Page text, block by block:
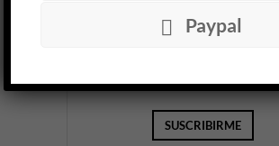
Paypal